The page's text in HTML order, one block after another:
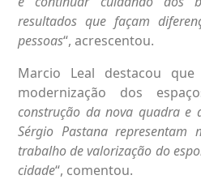
resultados que façam
pessoas“, acrescentou.
Marcio Leal destacou
modernização dos
construção da nova quadra e
Sérgio Pastana representam
trabalho de valorização do
cidade“, comentou.